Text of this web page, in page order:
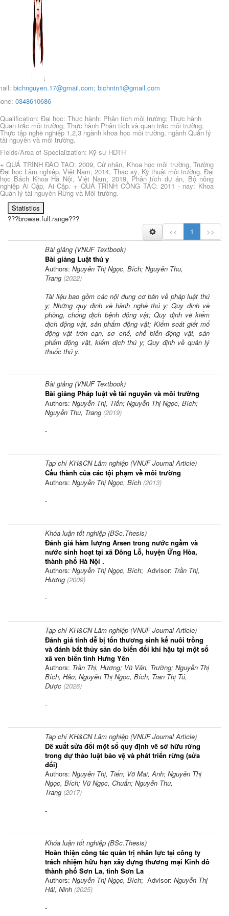
bichnguyen.17@gmail.com; bichntn1@gmail.com
0348610686
Qualification: Đại học: Thực hành: Phân tích môi trường; Thực hành
Quan trắc môi trường; Thực hành Phân tích và quan trắc môi trường;
Thực tập nghề nghiệp 1,2,3 ngành khoa học môi trường, ngành Quản lý
tài nguyên và môi trường.
Fields/Area of Specialization: Kỹ sư HDTH
+ QUÁ TRÌNH ĐÀO TẠO: 2009, Cử nhân, Khoa học môi trường, Trường
Đại học Lâm nghiệp, Việt Nam; 2014, Thạc sỹ, Kỹ thuật môi trường, Đại
học Bách Khoa Hà Nội, Việt Nam; 2019, Phân tích dự án, Bộ nông
nghiệp Ai Cập, Ai Cập. + QUÁ TRÌNH CÔNG TÁC: 2011 - nay: Khoa
Quản lý tài nguyên Rừng và Môi trường.
Statistics
???browse.full.range???
<<
1
>>
Bài giảng (VNUF Textbook)
Bài giảng Luật thú y
Authors: Nguyễn Thị Ngọc, Bích; Nguyễn Thu,
Trang (2022)
Tài liệu bao gồm các nội dung cơ bản về pháp luật thú
y; Những quy định về hành nghề thú y; Quy định về
phòng, chống dịch bệnh động vật; Quy định về kiểm
dịch động vật, sản phẩm động vật; Kiểm soát giết mổ
động vật trên cạn, sơ chế, chế biến động vật, sản
phẩm động vật, kiểm dịch thú y; Quy định về quản lý
thuốc thú y.
Bài giảng (VNUF Textbook)
Bài giảng Pháp luật về tài nguyên và môi trường
Authors: Nguyễn Thị, Tiến; Nguyễn Thị Ngọc, Bích;
Nguyễn Thu, Trang (2019)
-
Tạp chí KH&CN Lâm nghiệp (VNUF Journal Article)
Cấu thành của các tội phạm về môi trường
Authors: Nguyễn Thị Ngọc, Bích (2013)
-
Khóa luận tốt nghiệp (BSc.Thesis)
Đánh giá hàm lượng Arsen trong nước ngầm và
nước sinh hoạt tại xã Đông Lỗ, huyện Ứng Hòa,
thành phố Hà Nội .
Authors: Nguyễn Thị Ngọc, Bích; Advisor: Trần Thị,
Hương (2009)
-
Tạp chí KH&CN Lâm nghiệp (VNUF Journal Article)
Đánh giá tính dễ bị tổn thương sinh kế nuôi trồng
và đánh bắt thủy sản do biến đổi khí hậu tại một số
xã ven biển tỉnh Hưng Yên
Authors: Trần Thị, Hương; Vũ Văn, Trường; Nguyễn Thị
Bích, Hảo; Nguyễn Thị Ngọc, Bích; Trần Thị Tú,
Dược (2026)
-
Tạp chí KH&CN Lâm nghiệp (VNUF Journal Article)
Đề xuất sửa đổi một số quy định về sở hữu rừng
trong dự thảo luật bảo vệ và phát triển rừng (sửa
đổi)
Authors: Nguyễn Thị, Tiến; Võ Mai, Anh; Nguyễn Thị
Ngọc, Bích; Vũ Ngọc, Chuẩn; Nguyễn Thu,
Trang (2017)
-
Khóa luận tốt nghiệp (BSc.Thesis)
Hoàn thiện công tác quản trị nhân lực tại công ty
trách nhiệm hữu hạn xây dựng thương mại Kinh đô
thành phố Sơn La, tỉnh Sơn La
Authors: Nguyễn Thị Ngọc, Bích; Advisor: Nguyễn Thị
Hải, Ninh (2025)
-